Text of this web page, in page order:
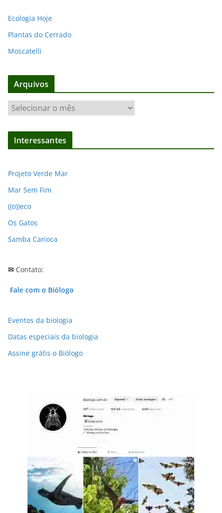
Ecologia Hoje
Plantas do Cerrado
Moscatelli
Arquivos
r
q
s
Interessantes
Projeto Verde Mar
Mar Sem Fim
((o))eco
Os Gatos
Samba Carioca
✉ Contato:
Fale com o Biólogo
Eventos da biologia
Datas especiais da biologia
Assine grátis o Biólogo